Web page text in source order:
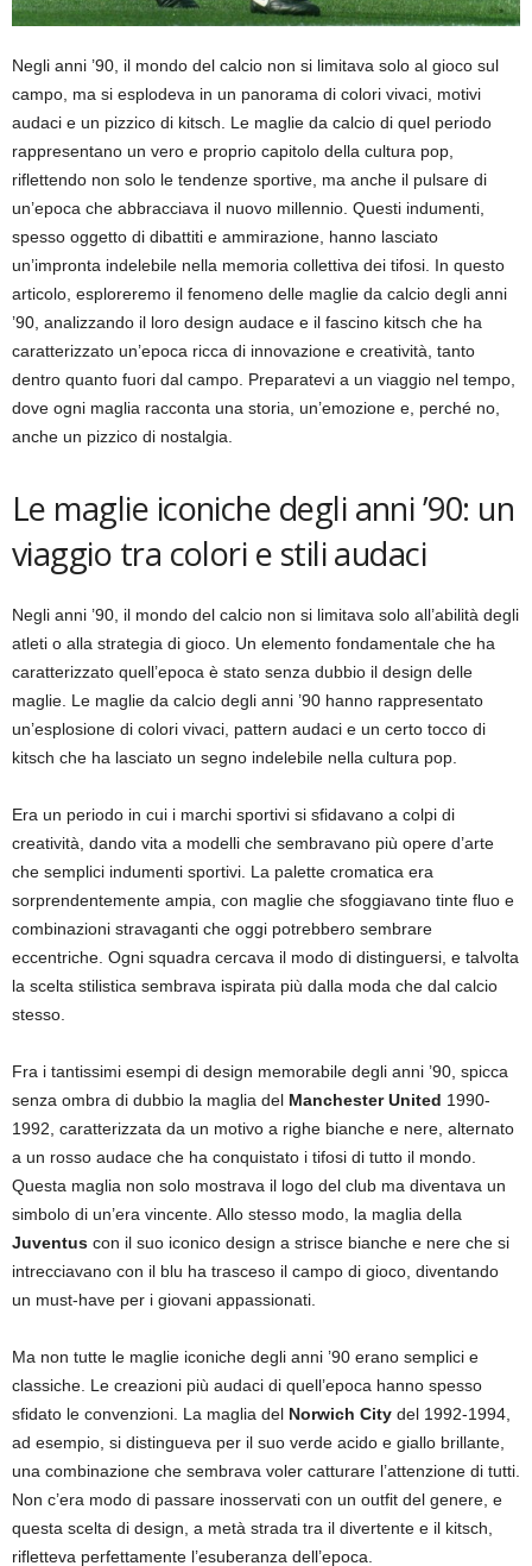
Negli anni ’90, il mondo del calcio non si limitava solo al gioco sul
campo, ma si esplodeva in un panorama di colori vivaci, motivi
audaci e un pizzico di kitsch. Le maglie da calcio di quel periodo
rappresentano un vero e proprio capitolo della cultura pop,
riflettendo non solo le tendenze sportive, ma anche il pulsare di
un’epoca che abbracciava il nuovo millennio. Questi indumenti,
spesso oggetto di dibattiti e ammirazione, hanno lasciato
un’impronta indelebile nella memoria collettiva dei tifosi. In questo
articolo, esploreremo il fenomeno delle maglie da calcio degli anni
’90, analizzando il loro design audace e il fascino kitsch che ha
caratterizzato un’epoca ricca di innovazione e creatività, tanto
dentro quanto fuori dal campo. Preparatevi a un viaggio nel tempo,
dove ogni maglia racconta una storia, un’emozione e, perché no,
anche un pizzico di nostalgia.
Le maglie iconiche degli anni ’90: un
viaggio tra colori e stili audaci
Negli anni ’90, il mondo del calcio non si limitava solo all’abilità degli
atleti o alla strategia di gioco. Un elemento fondamentale che ha
caratterizzato quell’epoca è stato senza dubbio il design delle
maglie. Le maglie da calcio degli anni ’90 hanno rappresentato
un’esplosione di colori vivaci, pattern audaci e un certo tocco di
kitsch che ha lasciato un segno indelebile nella cultura pop.
Era un periodo in cui i marchi sportivi si sfidavano a colpi di
creatività, dando vita a modelli che sembravano più opere d’arte
che semplici indumenti sportivi. La palette cromatica era
sorprendentemente ampia, con maglie che sfoggiavano tinte fluo e
combinazioni stravaganti che oggi potrebbero sembrare
eccentriche. Ogni squadra cercava il modo di distinguersi, e talvolta
la scelta stilistica sembrava ispirata più dalla moda che dal calcio
stesso.
Fra i tantissimi esempi di design memorabile degli anni ’90, spicca
senza ombra di dubbio la maglia del Manchester United 1990-
1992, caratterizzata da un motivo a righe bianche e nere, alternato
a un rosso audace che ha conquistato i tifosi di tutto il mondo.
Questa maglia non solo mostrava il logo del club ma diventava un
simbolo di un’era vincente. Allo stesso modo, la maglia della
Juventus con il suo iconico design a strisce bianche e nere che si
intrecciavano con il blu ha trasceso il campo di gioco, diventando
un must-have per i giovani appassionati.
Ma non tutte le maglie iconiche degli anni ’90 erano semplici e
classiche. Le creazioni più audaci di quell’epoca hanno spesso
sfidato le convenzioni. La maglia del Norwich City del 1992-1994,
ad esempio, si distingueva per il suo verde acido e giallo brillante,
una combinazione che sembrava voler catturare l’attenzione di tutti.
Non c’era modo di passare inosservati con un outfit del genere, e
questa scelta di design, a metà strada tra il divertente e il kitsch,
rifletteva perfettamente l’esuberanza dell’epoca.